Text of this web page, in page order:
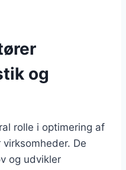
og
rolle i optimering af
De
og udvikler